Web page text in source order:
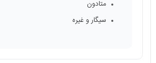
متادون
سيگار و غيره